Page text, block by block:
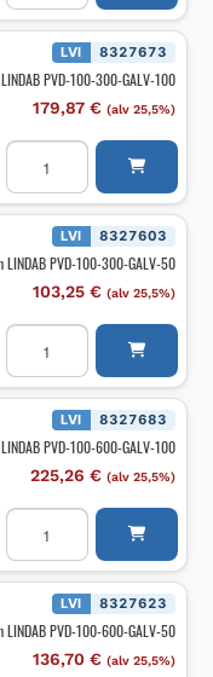
100-
1200-
GALV-
määrä
LVI 8327673
PVD-100-300-GALV-100
179,87 € (alv 25,5%)
Äänenvaimennin
LINDAB
100-
300-
GALV-
määrä
LVI 8327603
LINDAB PVD-100-300-GALV-50
103,25 € (alv 25,5%)
Äänenvaimennin
LINDAB
100-
300-
GALV-
määrä
LVI 8327683
PVD-100-600-GALV-100
225,26 € (alv 25,5%)
Äänenvaimennin
LINDAB
100-
600-
GALV-
määrä
LVI 8327623
LINDAB PVD-100-600-GALV-50
136,70 € (alv 25,5%)